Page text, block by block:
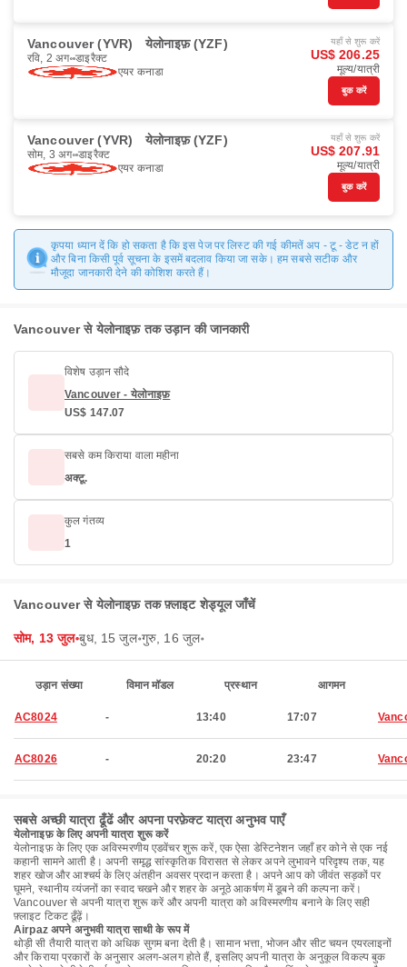
Vancouver (YVR) येलोनाइफ़ (YZF)
रवि, 2 अग॰ डाइरैक्ट
एयर कनाडा
यहाँ से शुरू करें
US$ 206.25
मूल्य/यात्री
बुक करें
Vancouver (YVR) येलोनाइफ़ (YZF)
सोम, 3 अग॰ डाइरैक्ट
एयर कनाडा
यहाँ से शुरू करें
US$ 207.91
मूल्य/यात्री
बुक करें
कृपया ध्यान दें कि हो सकता है कि इस पेज पर लिस्ट की गई कीमतें अप - टू - डेट न हों
और बिना किसी पूर्व सूचना के इसमें बदलाव किया जा सके। हम सबसे सटीक और
मौजूदा जानकारी देने की कोशिश करते हैं।
Vancouver से येलोनाइफ़ तक उड़ान की जानकारी
विशेष उड़ान सौदे
Vancouver - येलोनाइफ़
US$ 147.07
सबसे कम किराया वाला महीना
अक्टू.
कुल गंतव्य
1
Vancouver से येलोनाइफ़ तक फ़्लाइट शेड्यूल जाँचें
सोम, 13 जुल॰बुध, 15 जुल॰गुरु, 16 जुल॰
उड़ान संख्या विमान मॉडल प्रस्थान आगमन
AC8024 - 13:40 17:07
AC8026 - 20:20 23:47
सबसे अच्छी यात्रा ढूँढें और अपना परफ़ेक्ट यात्रा अनुभव पाएँ
येलोनाइफ़ के लिए अपनी यात्रा शुरू करें
येलोनाइफ़ के लिए एक अविस्मरणीय एडवेंचर शुरू करें, एक ऐसा डेस्टिनेशन जहाँ हर कोने से एक नई
कहानी सामने आती है। अपनी समृद्ध सांस्कृतिक विरासत से लेकर अपने लुभावने परिदृश्य तक, यह
शहर खोज और आश्चर्य के लिए अंतहीन अवसर प्रदान करता है। अपने आप को जीवंत सड़कों पर
घूमने, स्थानीय व्यंजनों का स्वाद चखने और शहर के अनूठे आकर्षण में डूबने की कल्पना करें।
Vancouver से अपनी यात्रा शुरू करें और अपनी यात्रा को अविस्मरणीय बनाने के लिए सही
फ़्लाइट टिकट ढूँढ़ें।
Airpaz अपने अनुभवी यात्रा साथी के रूप में
थोड़ी सी तैयारी यात्रा को अधिक सुगम बना देती है। सामान भत्ता, भोजन और सीट चयन एयरलाइनों
और किराया प्रकारों के अनुसार अलग-अलग होते हैं, इसलिए अपनी यात्रा के अनुकूल विकल्प बुक